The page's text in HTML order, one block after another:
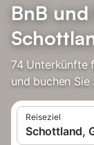
BnB und
74 Unterkünfte
und buchen Sie
Reiseziel
Schottland,